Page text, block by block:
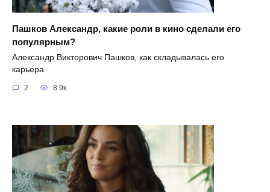
Пашков Александр, какие роли в кино сделали его
популярным?
Александр Викторович Пашков, как складывалась его
карьера
2 8.9к.